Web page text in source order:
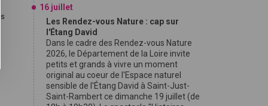
16 juillet
Les Rendez-vous Nature : cap sur
l'Étang David
Dans le cadre des Rendez-vous Nature
2026, le Département de la Loire invite
petits et grands à vivre un moment
original au coeur de l'Espace naturel
sensible de l'Étang David à Saint-Just-
Saint-Rambert ce dimanche 19 juillet (de